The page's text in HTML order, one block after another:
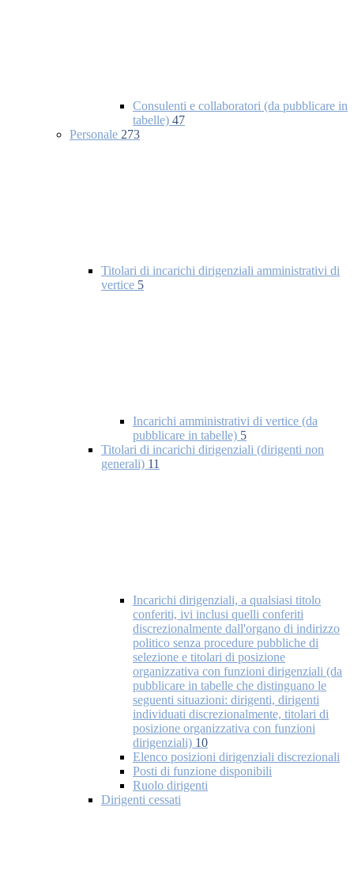
Consulenti e collaboratori (da pubblicare in
tabelle) 47
Personale 273
Titolari di incarichi dirigenziali amministrativi di
vertice 5
Incarichi amministrativi di vertice (da
pubblicare in tabelle) 5
Titolari di incarichi dirigenziali (dirigenti non
generali) 11
Incarichi dirigenziali, a qualsiasi titolo
conferiti, ivi inclusi quelli conferiti
discrezionalmente dall'organo di indirizzo
politico senza procedure pubbliche di
selezione e titolari di posizione
organizzativa con funzioni dirigenziali (da
pubblicare in tabelle che distinguano le
seguenti situazioni: dirigenti, dirigenti
individuati discrezionalmente, titolari di
posizione organizzativa con funzioni
dirigenziali) 10
Elenco posizioni dirigenziali discrezionali
Posti di funzione disponibili
Ruolo dirigenti
Dirigenti cessati